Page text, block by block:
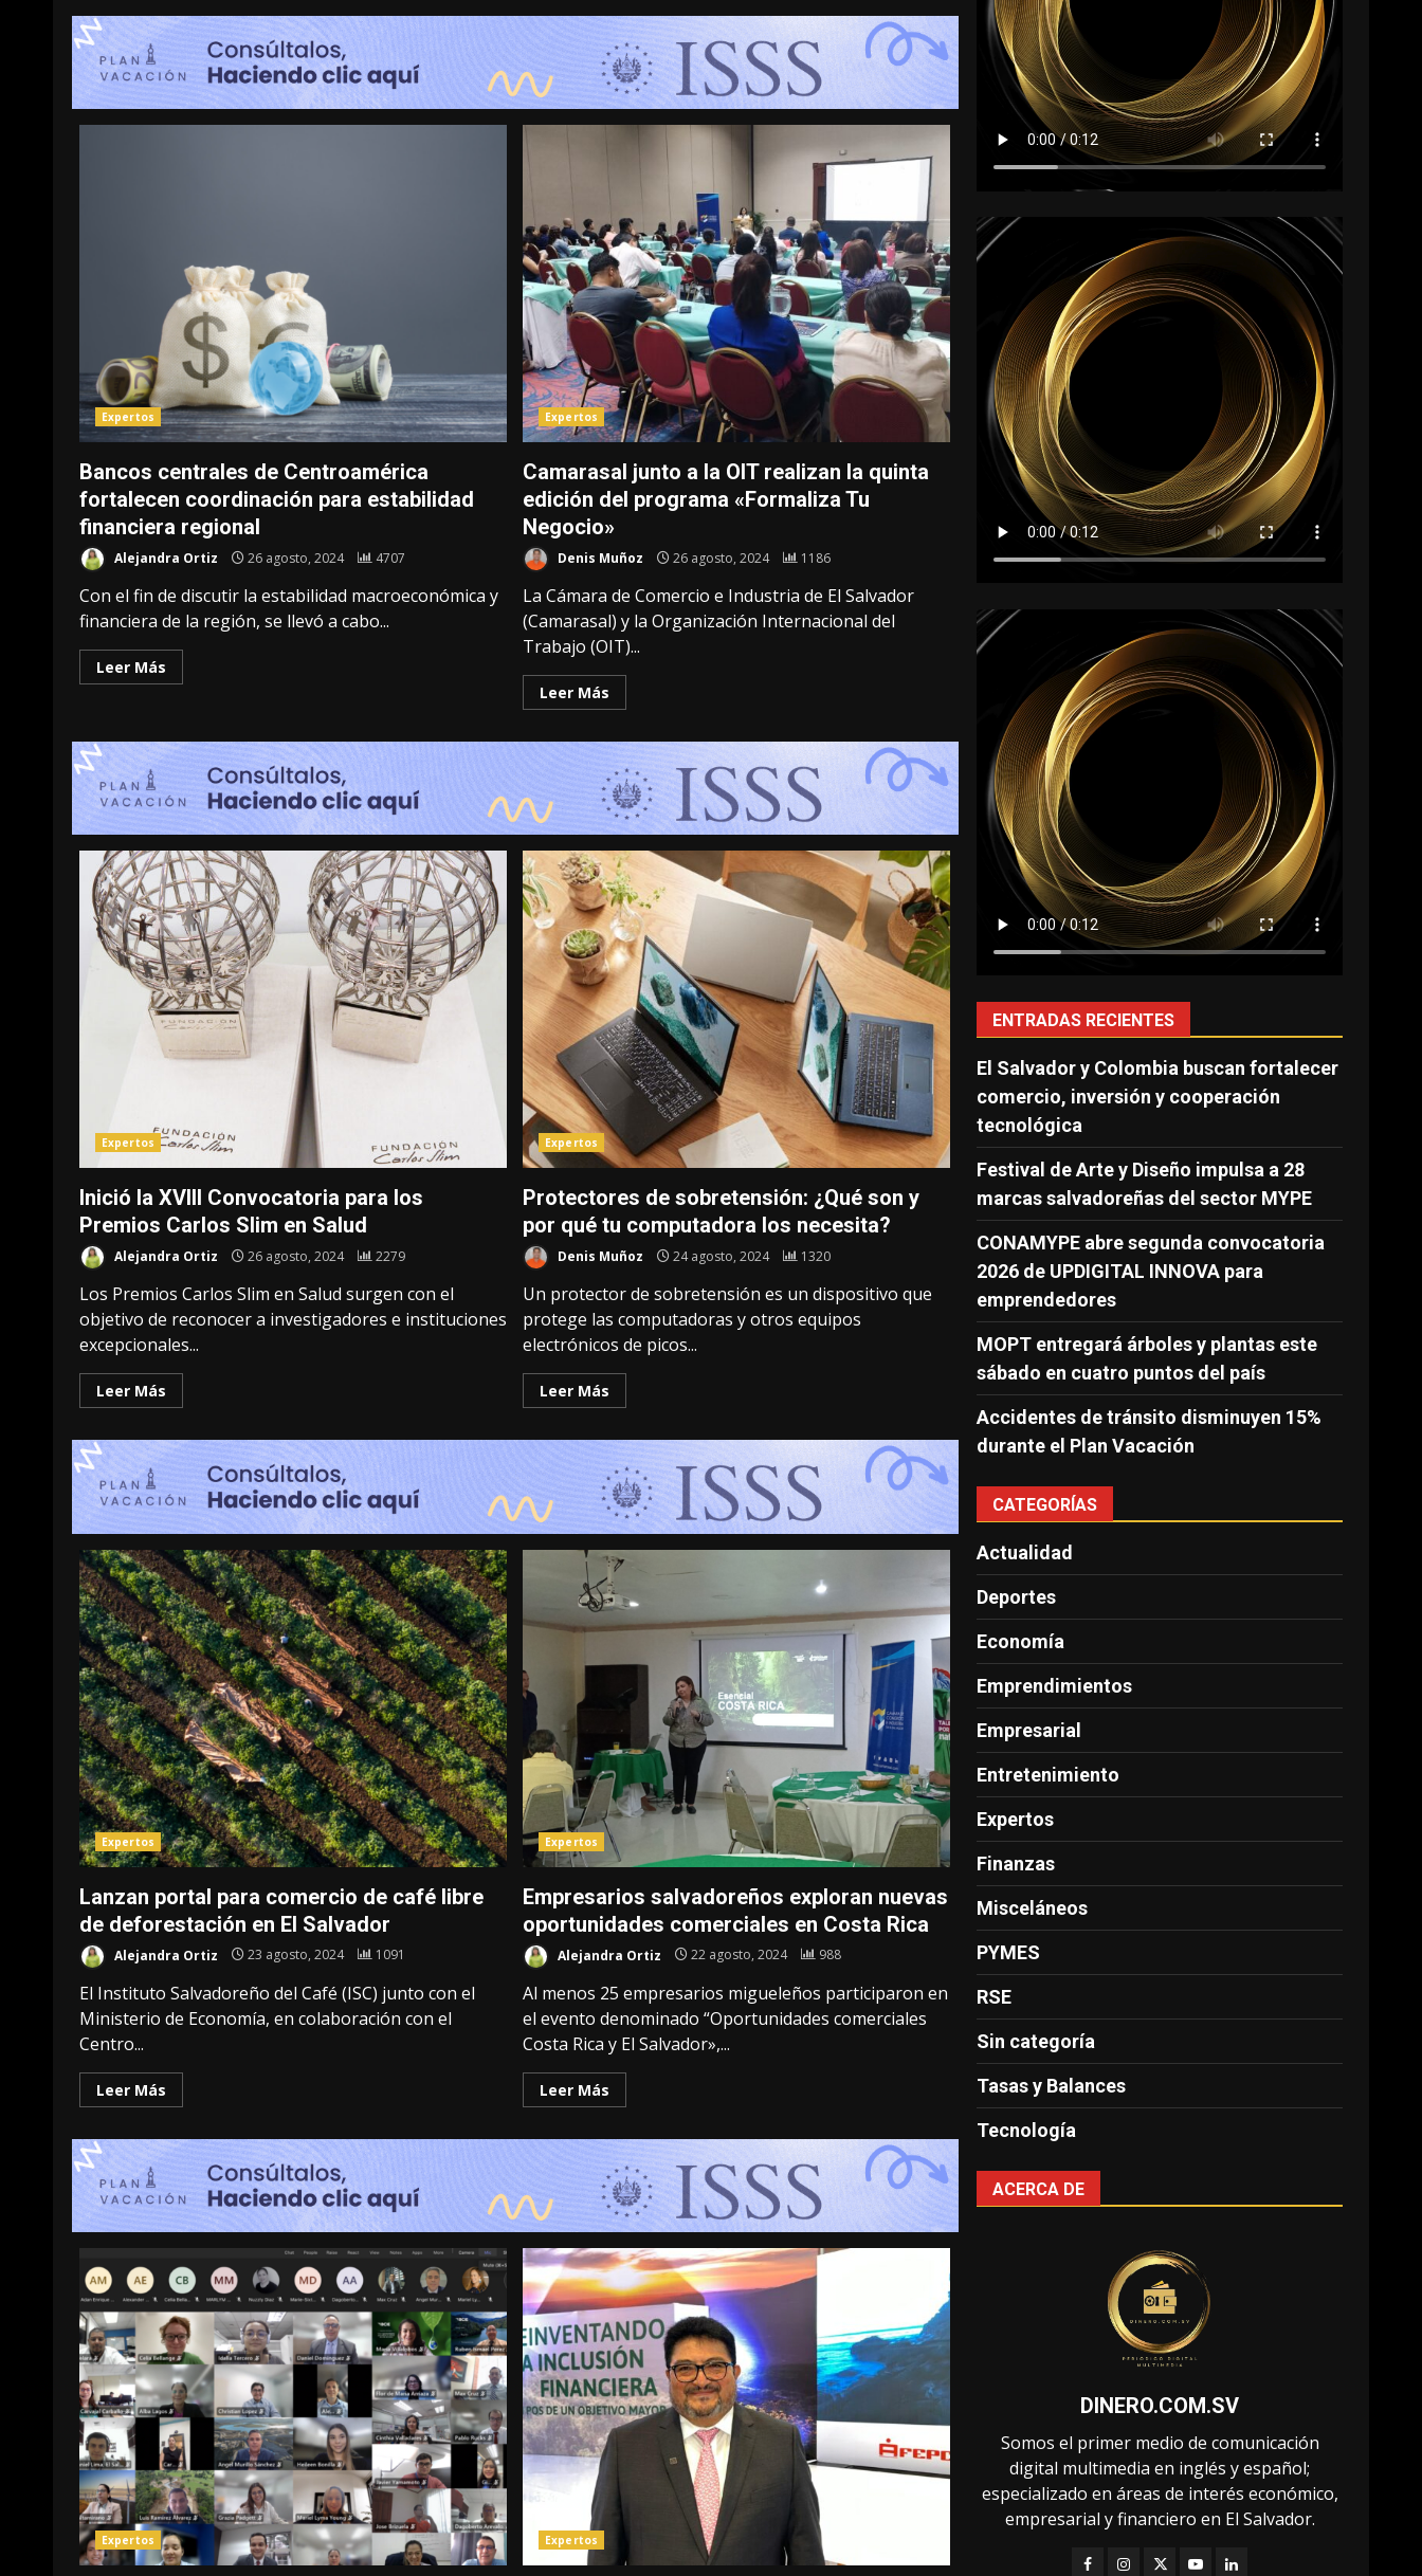
Expertos
Bancos centrales de Centroamérica
fortalecen coordinación para estabilidad
financiera regional
Alejandra Ortiz 26 agosto, 2024 4707
Con el fin de discutir la estabilidad macroeconómica y
financiera de la región, se llevó a cabo...
Leer Más
Expertos
Camarasal junto a la OIT realizan la quinta
edición del programa «Formaliza Tu
Negocio»
Denis Muñoz 26 agosto, 2024 1186
La Cámara de Comercio e Industria de El Salvador
(Camarasal) y la Organización Internacional del
Trabajo (OIT)...
Leer Más
Expertos
Inició la XVIII Convocatoria para los
Premios Carlos Slim en Salud
Alejandra Ortiz 26 agosto, 2024 2279
Los Premios Carlos Slim en Salud surgen con el
objetivo de reconocer a investigadores e instituciones
excepcionales...
Leer Más
Expertos
Protectores de sobretensión: ¿Qué son y
por qué tu computadora los necesita?
Denis Muñoz 24 agosto, 2024 1320
Un protector de sobretensión es un dispositivo que
protege las computadoras y otros equipos
electrónicos de picos...
Leer Más
Expertos
Lanzan portal para comercio de café libre
de deforestación en El Salvador
Alejandra Ortiz 23 agosto, 2024 1091
El Instituto Salvadoreño del Café (ISC) junto con el
Ministerio de Economía, en colaboración con el
Centro...
Leer Más
Expertos
Empresarios salvadoreños exploran nuevas
oportunidades comerciales en Costa Rica
Alejandra Ortiz 22 agosto, 2024 988
Al menos 25 empresarios migueleños participaron en
el evento denominado “Oportunidades comerciales
Costa Rica y El Salvador»,...
Leer Más
Expertos Expertos
ENTRADAS RECIENTES
El Salvador y Colombia buscan fortalecer
comercio, inversión y cooperación
tecnológica
Festival de Arte y Diseño impulsa a 28
marcas salvadoreñas del sector MYPE
CONAMYPE abre segunda convocatoria
2026 de UPDIGITAL INNOVA para
emprendedores
MOPT entregará árboles y plantas este
sábado en cuatro puntos del país
Accidentes de tránsito disminuyen 15%
durante el Plan Vacación
CATEGORÍAS
Actualidad
Deportes
Economía
Emprendimientos
Empresarial
Entretenimiento
Expertos
Finanzas
Misceláneos
PYMES
RSE
Sin categoría
Tasas y Balances
Tecnología
ACERCA DE
DINERO.COM.SV
Somos el primer medio de comunicación
digital multimedia en inglés y español;
especializado en áreas de interés económico,
empresarial y financiero en El Salvador.